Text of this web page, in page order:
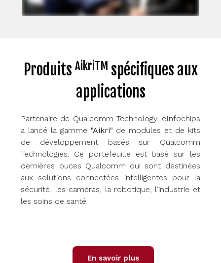
Produits AikriTM spécifiques aux
applications
Partenaire de Qualcomm Technology, eInfochips
a lancé la gamme "Aikri" de modules et de kits
de développement basés sur Qualcomm
Technologies. Ce portefeuille est basé sur les
dernières puces Qualcomm qui sont destinées
aux solutions connectées intelligentes pour la
sécurité, les caméras, la robotique, l'industrie et
les soins de santé.
En savoir plus